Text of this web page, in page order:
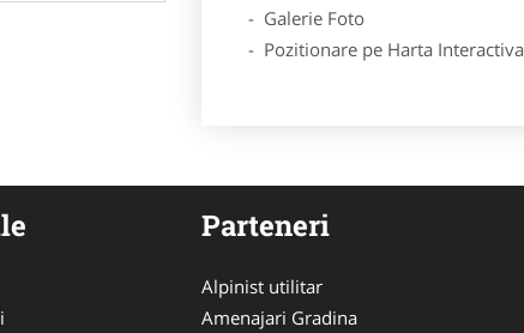
- Galerie Foto
- Pozitionare pe Harta Interactiva
Parteneri
Alpinist utilitar
Amenajari Gradina